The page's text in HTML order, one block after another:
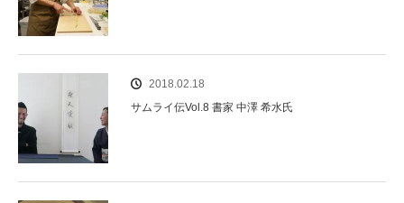
2018.02.18
サムライ伝Vol.8 書家 中澤 希水氏